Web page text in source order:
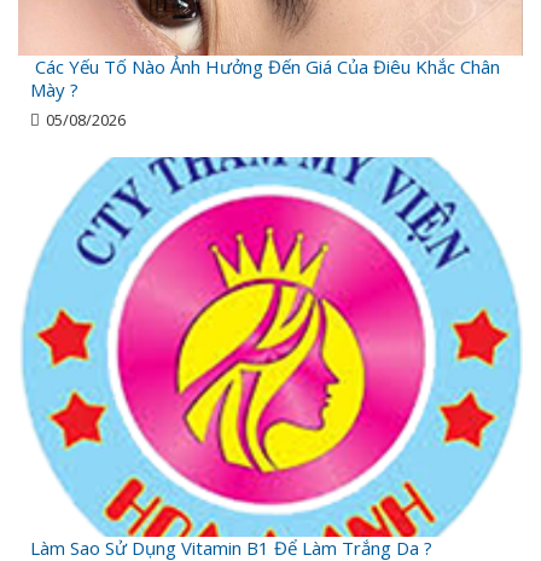
Các Yếu Tố Nào Ảnh Hưởng Đến Giá Của Điêu Khắc Chân
Mày ?
05/08/2026
Làm Sao Sử Dụng Vitamin B1 Để Làm Trắng Da ?